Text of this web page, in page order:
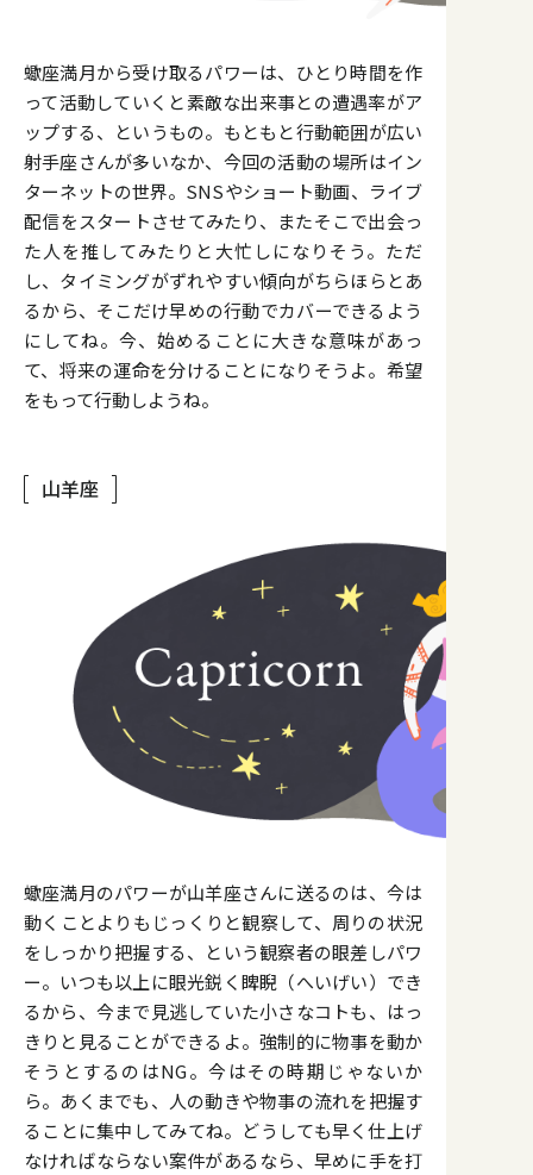
蠍座満月から受け取るパワーは、ひとり時間を作
って活動していくと素敵な出来事との遭遇率がア
ップする、というもの。もともと行動範囲が広い
射手座さんが多いなか、今回の活動の場所はイン
ターネットの世界。SNSやショート動画、ライブ
配信をスタートさせてみたり、またそこで出会っ
た人を推してみたりと大忙しになりそう。ただ
し、タイミングがずれやすい傾向がちらほらとあ
るから、そこだけ早めの行動でカバーできるよう
にしてね。今、始めることに大きな意味があっ
て、将来の運命を分けることになりそうよ。希望
をもって行動しようね。
山羊座
蠍座満月のパワーが山羊座さんに送るのは、今は
動くことよりもじっくりと観察して、周りの状況
をしっかり把握する、という観察者の眼差しパワ
ー。いつも以上に眼光鋭く睥睨（へいげい）でき
るから、今まで見逃していた小さなコトも、はっ
きりと見ることができるよ。強制的に物事を動か
そうとするのはNG。今はその時期じゃないか
ら。あくまでも、人の動きや物事の流れを把握す
ることに集中してみてね。どうしても早く仕上げ
なければならない案件があるなら、早めに手を打